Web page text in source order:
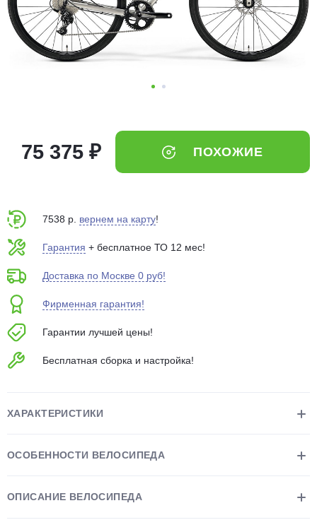
75 375 ₽ ПОХОЖИЕ
7538 р. вернем на карту!
Гарантия + бесплатное ТО 12 мес!
Доставка по Москве 0 руб!
Фирменная гарантия!
Гарантии лучшей цены!
Бесплатная сборка и настройка!
ХАРАКТЕРИСТИКИ
ОСОБЕННОСТИ ВЕЛОСИПЕДА
ОПИСАНИЕ ВЕЛОСИПЕДА
в корзину
Оплачивайте сегодня только
выбранный способом
75% будут
Подробнее
Остались вопросы?